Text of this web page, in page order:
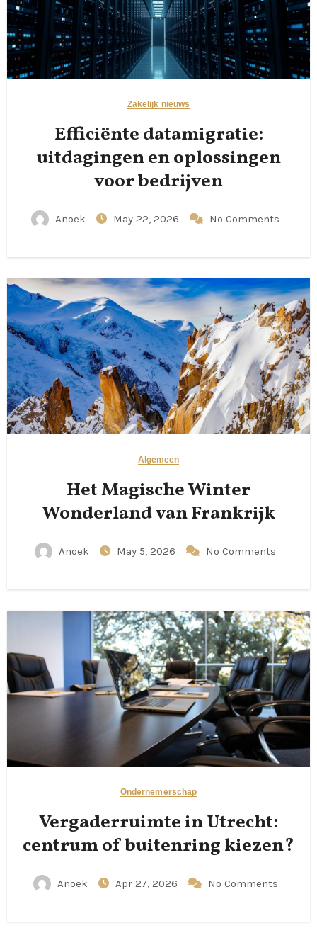
Zakelijk nieuws
Efficiënte datamigratie:
uitdagingen en oplossingen
voor bedrijven
Anoek May 22, 2026 No Comments
Algemeen
Het Magische Winter
Wonderland van Frankrijk
Anoek May 5, 2026 No Comments
Ondernemerschap
Vergaderruimte in Utrecht:
centrum of buitenring kiezen?
Anoek Apr 27, 2026 No Comments